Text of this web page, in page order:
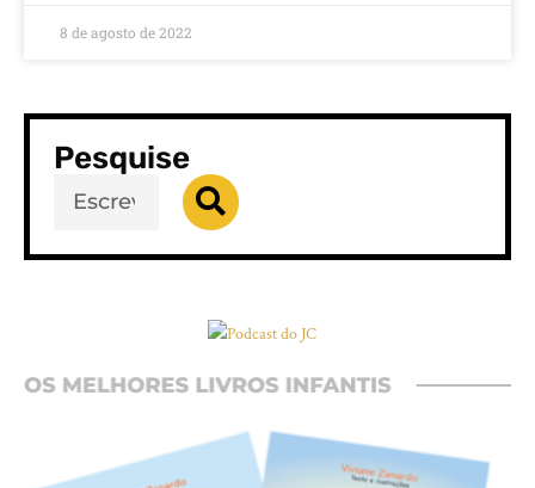
8 de agosto de 2022
Pesquise